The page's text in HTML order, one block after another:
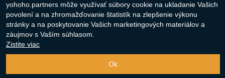
ZÁSADY OCHRANY OSOBNÝCH ÚDAJOV
POLITIKA COOKIE
yohoho.partners
yohoho.partners môže využívať súbory cookie na ukladanie Vašich
povolení a na zhromažďovanie štatistík na zlepšenie výkonu
stránky a na poskytovanie Vašich marketingových materiálov a
záujmov s Vaším súhlasom.
Zistite viac
Ok